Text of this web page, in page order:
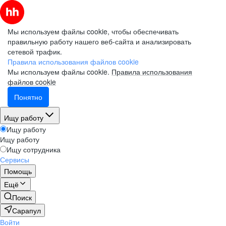
Мы используем файлы cookie, чтобы обеспечивать
правильную работу нашего веб-сайта и анализировать
сетевой трафик.
Правила использования файлов cookie
Мы используем файлы cookie. Правила использования
файлов cookie
Понятно
Ищу работу
Ищу работу
Ищу работу
Ищу сотрудника
Сервисы
Помощь
Ещё
Поиск
Сарапул
Войти